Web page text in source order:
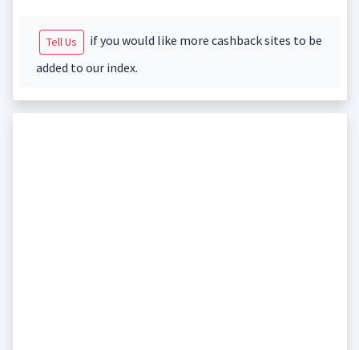
Tell Us
if you would like more cashback sites to be
added to our index.